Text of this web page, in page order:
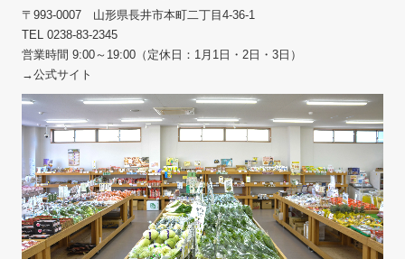
〒993-0007 山形県長井市本町二丁目4-36-1
TEL 0238-83-2345
営業時間 9:00～19:00（定休日：1月1日・2日・3日）
→公式サイト